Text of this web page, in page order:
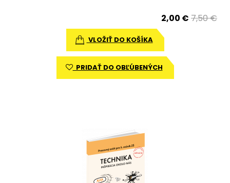
2,00 € 7,50 €
VLOŽIŤ DO KOŠÍKA
PRIDAŤ DO OBĽÚBENÝCH